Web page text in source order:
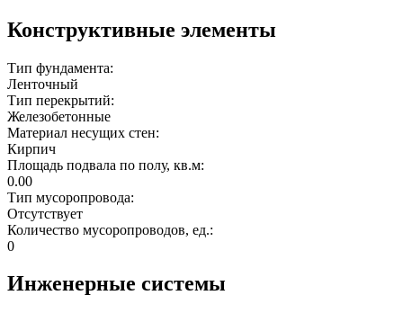
Конструктивные элементы
Тип фундамента:
Ленточный
Тип перекрытий:
Железобетонные
Материал несущих стен:
Кирпич
Площадь подвала по полу, кв.м:
0.00
Тип мусоропровода:
Отсутствует
Количество мусоропроводов, ед.:
0
Инженерные системы